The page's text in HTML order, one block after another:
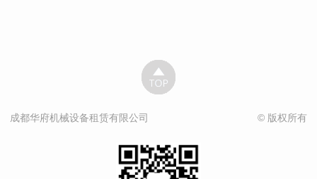
© 版权所有
成都华府机械设备租赁有限公司